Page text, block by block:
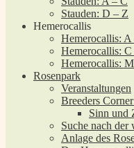
Stauden: D – Z
Hemerocallis
Hemerocallis: A
Hemerocallis:
Hemerocallis:
Rosenpark
Veranstaltungen
Breeders
Sinn und
Suche nach der
Anlage des